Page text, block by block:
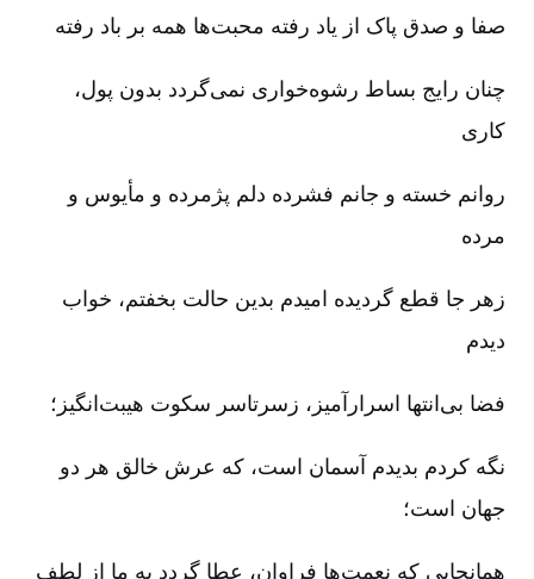
صفا و صدق پاک از یاد رفته محبت‌ها همه بر باد رفته‌
چنان رایج بساط رشوه‌خواری نمی‌گردد بدون پول،
کاری‌
روانم خسته و جانم فشرده دلم پژمرده و مأیوس و
مرده‌
زهر جا قطع گردیده امیدم بدین حالت بخفتم‌، خواب
دیدم‌
فضا بی‌انتها اسرارآمیز، زسرتاسر سکوت هیبت‌انگیز؛
نگه کردم بدیدم آسمان است‌، که عرش خالق هر دو
جهان است‌؛
همانجایی که نعمت‌ها فراوان‌، عطا گردد به ما از لطف